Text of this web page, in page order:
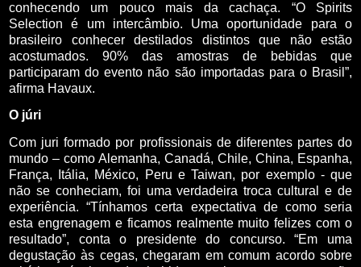
conhecendo um pouco mais da cachaça. “O Spirits
Selection é um intercâmbio. Uma oportunidade para o
brasileiro conhecer destilados distintos que não estão
acostumados. 90% das amostras de bebidas que
participaram do evento não são importadas para o Brasil”,
afirma Havaux.
O júri
Com juri formado por profissionais de diferentes partes do
mundo – como Alemanha, Canadá, Chile, China, Espanha,
França, Itália, México, Peru e Taiwan, por exemplo - que
não se conheciam, foi uma verdadeira troca cultural e de
experiência. “Tínhamos certa expectativa de como seria
esta engrenagem e ficamos realmente muito felizes com o
resultado”, conta o presidente do concurso. “Em uma
degustação às cegas, chegaram em comum acordo sobre